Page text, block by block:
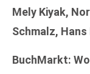
Mely Kiyak,
Schmalz,
BuchMarkt: